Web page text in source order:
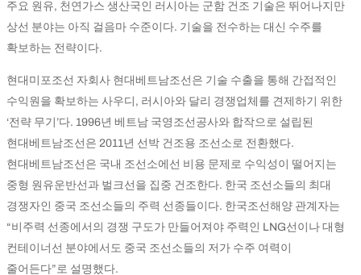
주요 원유, 천연가스 생산국인 러시아는 군함 건조 기술은 뛰어나지만
상선 분야는 아직 걸음마 수준이다. 기술을 전수하는 대신 수주를
확보하는 전략이다.
현대미포조선 자회사 현대베트남조선은 기술 수출을 통해 간접적인
수익원을 확보하는 사우디, 러시아와 달리 경쟁업체를 견제하기 위한
‘전략 무기’다. 1996년 베트남 국영조선공사와 합작으로 설립된
현대베트남조선은 2011년 선박 건조용 조선소로 전환했다.
현대베트남조선은 국내 조선소에선 비용 문제로 수익성이 떨어지는
중형 원유운반선과 벌크선을 집중 건조한다. 한국 조선소들의 최대
경쟁자인 중국 조선소들의 주력 선종들이다. 한국조선해양 관계자는
“비주력 선종에서의 경쟁 구도가 만들어져야 주력인 LNG선이나 대형
컨테이너선 분야에서도 중국 조선소들의 저가 수주 여력이
줄어든다”로 설명했다.